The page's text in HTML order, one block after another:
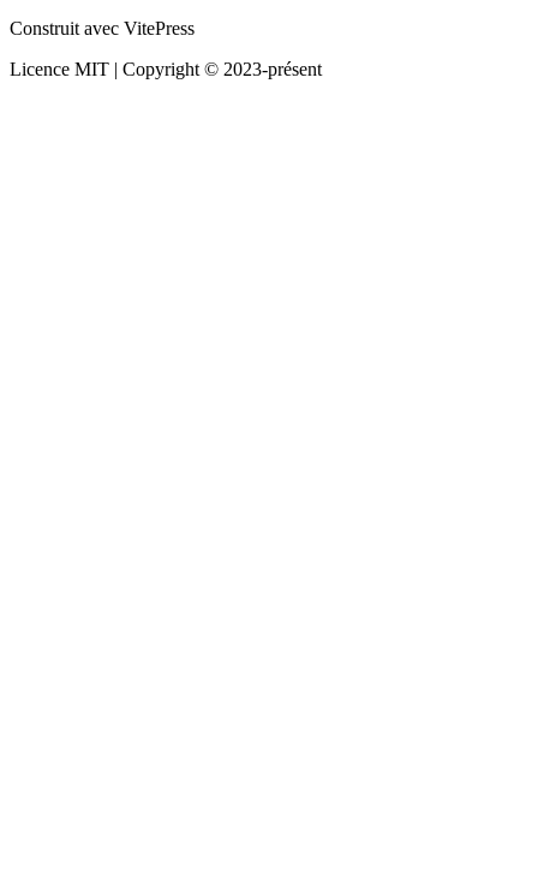
Construit avec VitePress
Licence MIT | Copyright © 2023-présent